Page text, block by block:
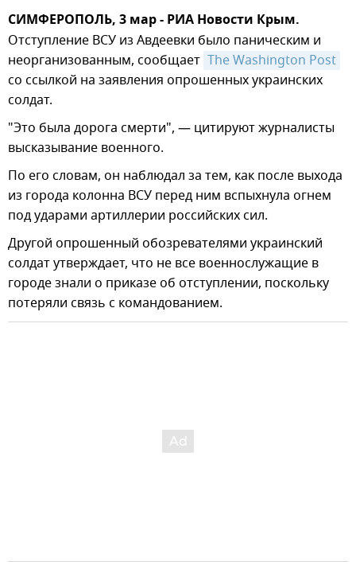
СИМФЕРОПОЛЬ, 3 мар - РИА Новости Крым.
Отступление ВСУ из Авдеевки было паническим и
неорганизованным, сообщает The Washington Post
со ссылкой на заявления опрошенных украинских
солдат.
"Это была дорога смерти", — цитируют журналисты
высказывание военного.
По его словам, он наблюдал за тем, как после выхода
из города колонна ВСУ перед ним вспыхнула огнем
под ударами артиллерии российских сил.
Другой опрошенный обозревателями украинский
солдат утверждает, что не все военнослужащие в
городе знали о приказе об отступлении, поскольку
потеряли связь с командованием.